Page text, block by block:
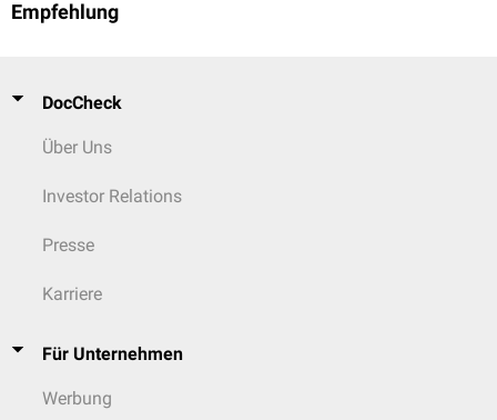
Empfehlung
DocCheck
Über Uns
Investor Relations
Presse
Karriere
Für Unternehmen
Werbung